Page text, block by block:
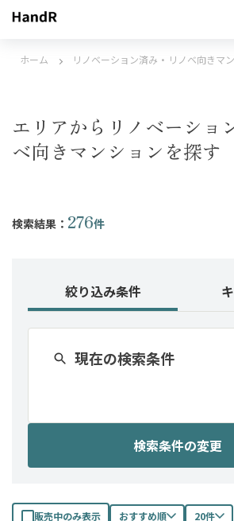
ホーム リノベーション済み・リノベ向きマ
エリアからリノベーショ
ベ向きマンションを探す
検索結果： 276件
絞り込み条件
現在の検索条件
検索条件の変更
販売中のみ表示 おすすめ順 20件